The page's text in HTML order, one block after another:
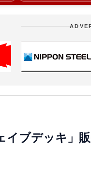
ブデッキ」